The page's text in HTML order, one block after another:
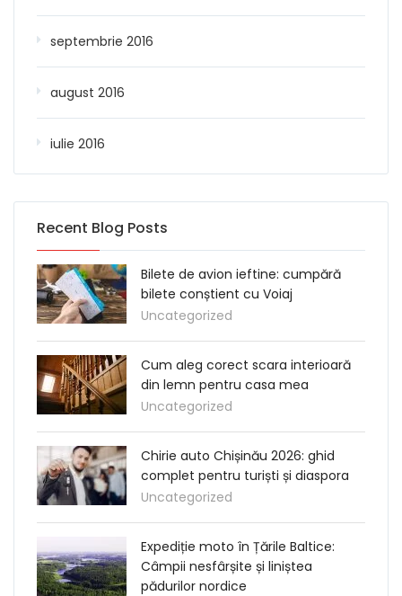
septembrie 2016
august 2016
iulie 2016
Recent Blog Posts
Bilete de avion ieftine: cumpără
bilete conștient cu Voiaj
Uncategorized
Cum aleg corect scara interioară
din lemn pentru casa mea
Uncategorized
Chirie auto Chișinău 2026: ghid
complet pentru turiști și diaspora
Uncategorized
Expediție moto în Țările Baltice:
Câmpii nesfârșite și liniștea
pădurilor nordice